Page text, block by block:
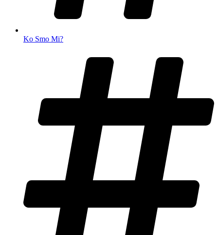
Ko Smo Mi?